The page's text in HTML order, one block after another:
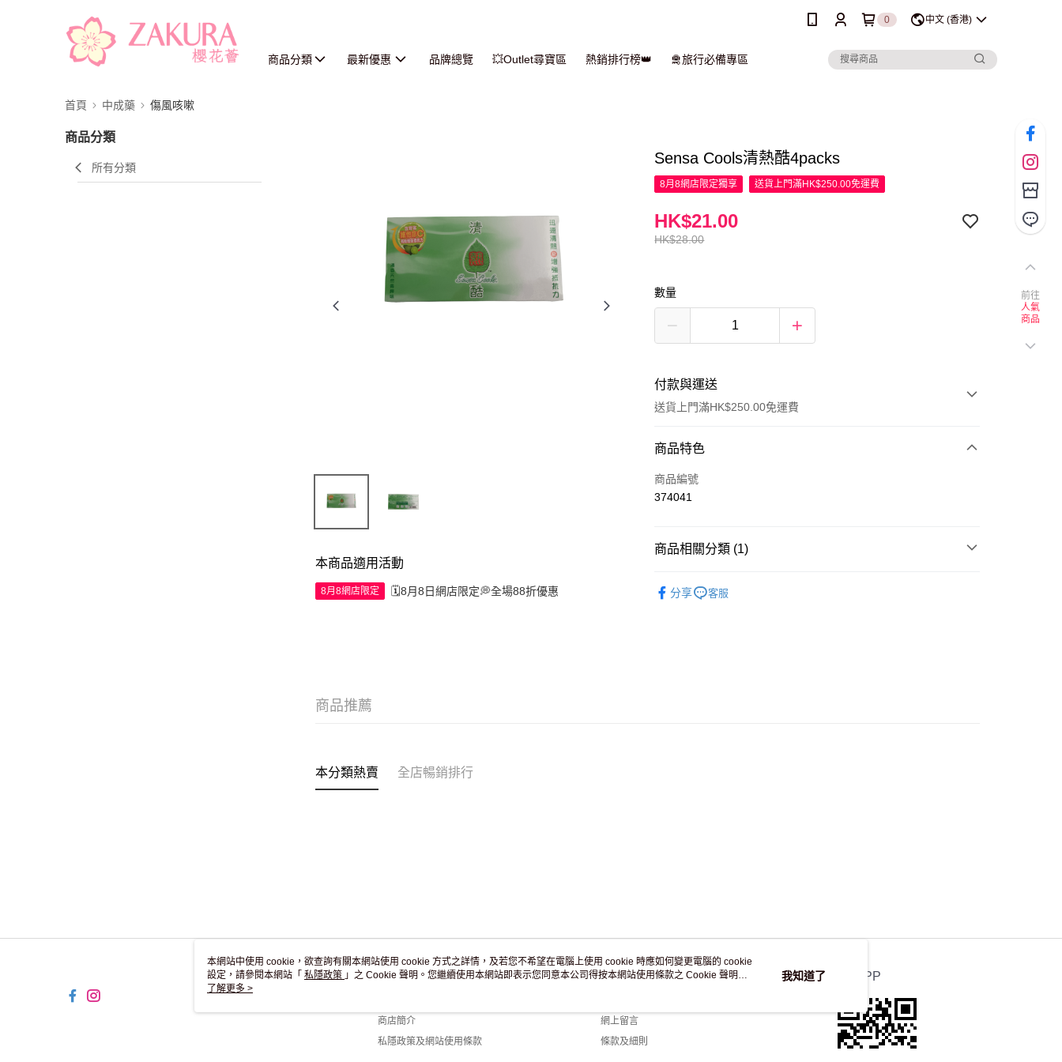
0 中文 (香港)
商品分類 最新優惠 品牌總覽 💥Outlet尋寶區 熱銷排行榜👑 🛅旅行必備專區
首頁 中成藥 傷風咳嗽
商品分類
所有分類
本商品適用活動
8月8網店限定 🗓️8月8日網店限定💭全場88折優惠
Sensa Cools清熱酷4packs
8月8網店限定獨享 送貨上門滿HK$250.00免運費
HK$28.00
HK$21.00
數量
付款與運送
送貨上門滿HK$250.00免運費
付款方式
信用卡
商品特色
商品編號
374041
商品相關分類 (1)
分享
客服
商品推薦
本分類熱賣 全店暢銷排行
關於我們
商店簡介
私隱政策及網站使用條款
客戶服務
網上留言
條款及細則
官方APP
前往
人氣
商品
本網站中使用 cookie，欲查詢有關本網站使用 cookie 方式之詳情，及若您不希望在電腦上使用 cookie 時應如何變更電腦的 cookie
設定，請參閱本網站「 私隱政策 」之 Cookie 聲明。您繼續使用本網站即表示您同意本公司得按本網站使用條款之 Cookie 聲明使
用 cookie。
了解更多 >
我知道了